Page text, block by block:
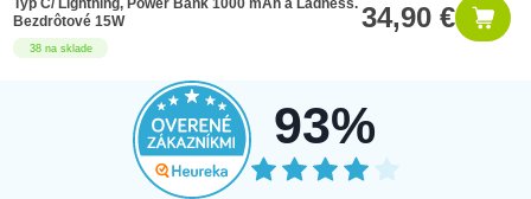
38 na sklade
Bezdrôtové 15W
34,90 €
93%